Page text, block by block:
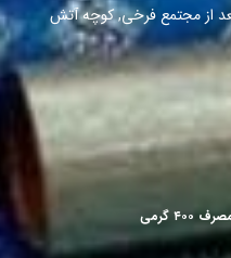
از مجتمع فرخی, کوچه آتش
گرمی